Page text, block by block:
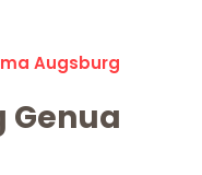
Augsburg
Genua